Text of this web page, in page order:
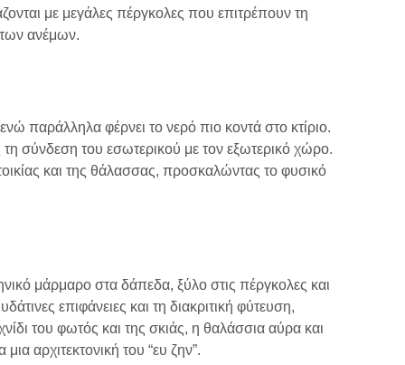
με μεγάλες πέργκολες που επιτρέπουν τη
ανέμων.
παράλληλα φέρνει το νερό πιο κοντά στο κτίριο.
σύνδεση του εσωτερικού με τον εξωτερικό χώρο.
και της θάλασσας, προσκαλώντας το φυσικό
μάρμαρο στα δάπεδα, ξύλο στις πέργκολες και
επιφάνειες και τη διακριτική φύτευση,
του φωτός και της σκιάς, η θαλάσσια αύρα και
αρχιτεκτονική του “ευ ζην”.